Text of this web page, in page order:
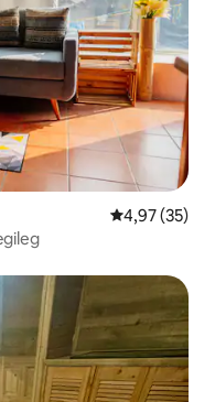
4,97 af 5 í
4,97 (35)